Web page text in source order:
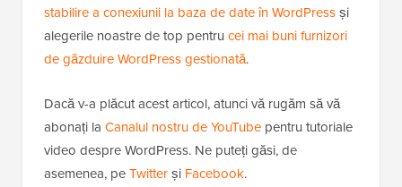
stabilire a conexiunii la baza de date în WordPressși
alegerile noastre de top pentru cei mai buni furnizori
de găzduire WordPress gestionată.
Dacă v-a plăcut acest articol, atunci vă rugăm să vă
abonați la Canalul nostru de YouTube pentru tutoriale
video despre WordPress. Ne puteți găsi, de
asemenea, peTwitterși Facebook.